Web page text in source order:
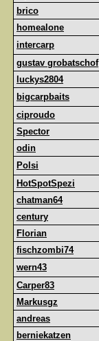
brico
homealone
intercarp
gustav grobatschof
luckys2804
bigcarpbaits
ciproudo
Spector
odin
Polsi
HotSpotSpezi
chatman64
century
Florian
fischzombi74
wern43
Carper83
Markusgz
andreas
berniekatzen